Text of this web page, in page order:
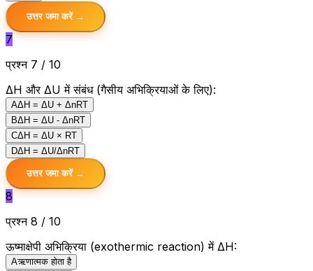
उत्तर जमा करें →
7
प्रश्न 7 / 10
ΔH और ΔU में संबंध (गैसीय अभिक्रियाओं के लिए):
AΔH = ΔU + ΔnRT
BΔH = ΔU - ΔnRT
CΔH = ΔU × RT
DΔH = ΔU/ΔnRT
उत्तर जमा करें →
8
प्रश्न 8 / 10
ऊष्माक्षेपी अभिक्रिया (exothermic reaction) में ΔH:
Aऋणात्मक होता है